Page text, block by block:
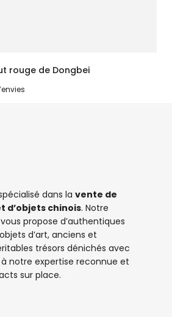
rouge de Dongbei
dans la vente de
d’objets chinois. Notre
propose d’authentiques
d’art, anciens et
trésors dénichés avec
notre expertise reconnue et
sur place.